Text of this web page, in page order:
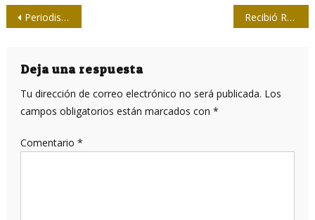
Navegación
entradas
Periodistas laureados en la Isla joven Recibió Raúl al presidente de Kenya
Deja una respuesta
Tu dirección de correo electrónico no será publicada. Los
campos obligatorios están marcados con *
Comentario *